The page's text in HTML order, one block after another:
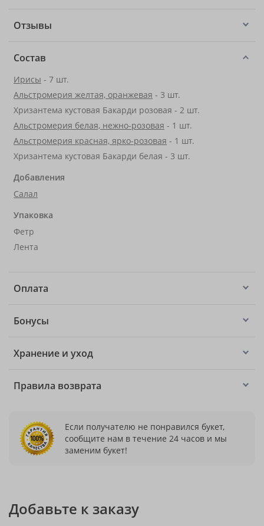
Отзывы
Состав
Ирисы - 7 шт.
Альстромерия желтая, оранжевая - 3 шт.
Хризантема кустовая Бакарди розовая - 2 шт.
Альстромерия белая, нежно-розовая - 1 шт.
Альстромерия красная, ярко-розовая - 1 шт.
Хризантема кустовая Бакарди белая - 3 шт.
Добавления
Салал
Упаковка
Фетр
Лента
Оплата
Бонусы
Хранение и уход
Правила возврата
Если получателю не понравился букет,
сообщите нам в течение 24 часов и мы
заменим букет!
Добавьте к заказу